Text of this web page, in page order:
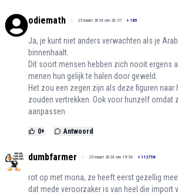
odiemath 25 maart 2024 om 20:37 + 185
Ja, je kunt niet anders verwachten als je
binnenhaalt.
Dit soort mensen hebben zich nooit ergens
menen hun gelijk te halen door geweld.
Het zou een zegen zijn als deze figuren
zouden vertrekken. Ook voor hunzelf omdat
aanpassen
0+ Antwoord
dumbfarmer 25 maart 2024 om 19:54 + 112758
rot op met mona, ze heeft eerst gezellig
dat mede veroorzaker is van heel die import